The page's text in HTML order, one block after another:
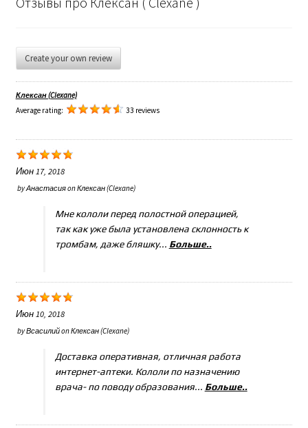
Create your own review
Клексан (Clexane)
Average rating:
33 reviews
Июн 17, 2018
byАнастасияonКлексан (Clexane)
Мне кололи перед полостной операцией,
так как уже была установлена склонность к
тромбам, даже бляшку... Больше..
Июн 10, 2018
byВсасилийonКлексан (Clexane)
Доставка оперативная, отличная работа
интернет-аптеки. Кололи по назначению
врача- по поводу образования... Больше..